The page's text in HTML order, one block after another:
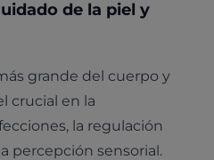
de la piel y
grande del cuerpo y
crucial en la
la regulación
percepción sensorial.